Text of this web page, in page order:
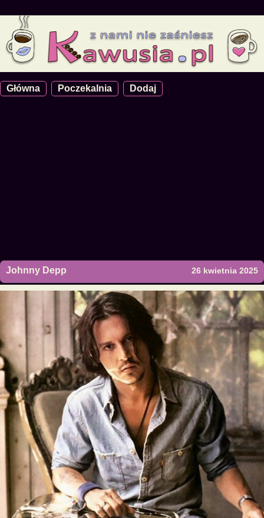
Główna Poczekalnia Dodaj
Johnny Depp 26 kwietnia 2025